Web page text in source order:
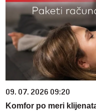
09. 07. 2026 09:20
Komfor po meri